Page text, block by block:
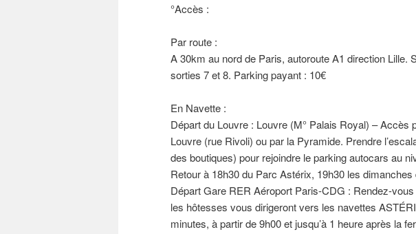
°Accès :
Par route :
A 30km au nord de Paris, autoroute A1 direction Lille.
sorties 7 et 8. Parking payant : 10€
En Navette :
Départ du Louvre : Louvre (M° Palais Royal) – Accès
Louvre (rue Rivoli) ou par la Pyramide. Prendre
des boutiques) pour rejoindre le parking autocars au
Retour à 18h30 du Parc Astérix, 19h30 les dimanches
Départ Gare RER Aéroport Paris-CDG : Rendez-
les hôtesses vous dirigeront vers les navettes
minutes, à partir de 9h00 et jusqu’à 1 heure après la